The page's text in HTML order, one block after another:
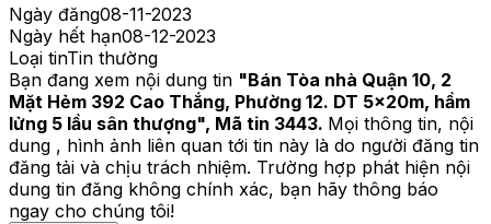
Ngày đăng08-11-2023
Ngày hết hạn08-12-2023
Loại tinTin thường
Bạn đang xem nội dung tin "Bán Tòa nhà Quận 10, 2
Mặt Hẻm 392 Cao Thắng, Phường 12. DT 5x20m, hầm
lửng 5 lầu sân thượng", Mã tin 3443. Mọi thông tin, nội
dung , hình ảnh liên quan tới tin này là do người đăng tin
đăng tải và chịu trách nhiệm. Trường hợp phát hiện nội
dung tin đăng không chính xác, bạn hãy thông báo
ngay cho chúng tôi!